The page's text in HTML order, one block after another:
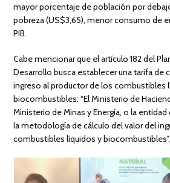
mayor porcentaje de población por
pobreza (US$3,65), menor consumo de
PIB.
Cabe mencionar que el artículo 182 del
Desarrollo busca establecer una tarifa de
ingreso al productor de los combustibles
biocombustibles: “El Ministerio de
Ministerio de Minas y Energía, o la
la metodología de cálculo del valor del
combustibles líquidos y